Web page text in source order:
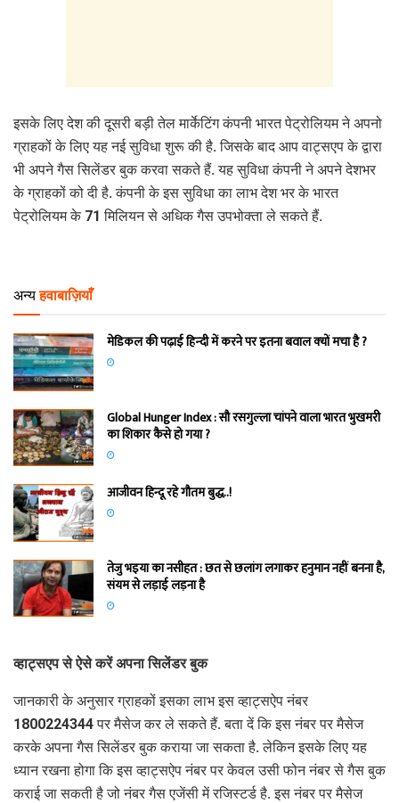
इसके लिए देश की दूसरी बड़ी तेल मार्केटिंग कंपनी भारत पेट्रोलियम ने अपनो
ग्राहकों के लिए यह नई सुविधा शुरू की है. जिसके बाद आप वाट्सएप के द्वारा
भी अपने गैस सिलेंडर बुक करवा सकते हैं. यह सुविधा कंपनी ने अपने देशभर
के ग्राहकों को दी है. कंपनी के इस सुविधा का लाभ देश भर के भारत
पेट्रोलियम के 71 मिलियन से अधिक गैस उपभोक्ता ले सकते हैं.
अन्य हवाबाज़ियाँ
मेडिकल की पढ़ाई हिन्‍दी में करने पर इतना बवाल क्‍यों मचा है ?
Global Hunger Index : सौ रसगुल्‍ला चांपने वाला भारत भुखमरी
का शिकार कैसे हो गया ?
आजीवन हिन्दू रहे गौतम बुद्ध..!
तेजु भइया का नसीहत : छत से छलांग लगाकर हनुमान नहीं बनना है,
संयम से लड़ाई लड़ना है
व्हाट्सएप से ऐसे करें अपना सिलेंडर बुक
जानकारी के अनुसार ग्राहकों इसका लाभ इस व्हाट्सऐप नंबर
1800224344 पर मैसेज कर ले सकते हैं. बता दें कि इस नंबर पर मैसेज
करके अपना गैस सिलेंडर बुक कराया जा सकता है. लेकिन इसके लिए यह
ध्यान रखना होगा कि इस व्हाट्सऐप नंबर पर केवल उसी फोन नंबर से गैस बुक
कराई जा सकती है जो नंबर गैस एजेंसी में रजिस्टर्ड है. इस नंबर पर मैसेज